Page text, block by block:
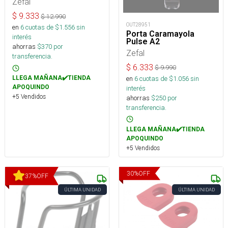
$ 9.333 $12.990
en 6cuotas de $1.556sin
interés
ahorras $370 por
transferencia.
LLEGA MAÑANA✔️TIENDA
APOQUINDO
+5 Vendidos
OUT28951
Porta Caramayola
Pulse A2
Zefal
$ 6.333 $9.990
en 6cuotas de $1.056sin
interés
ahorras $250 por
transferencia.
LLEGA MAÑANA✔️TIENDA
APOQUINDO
+5 Vendidos
37%OFF
ÚLTIMA UNIDAD
30%OFF
ÚLTIMA UNIDAD